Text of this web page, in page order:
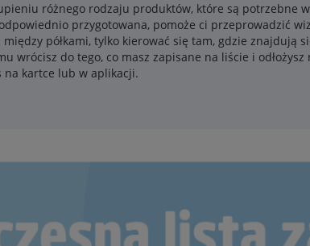
różnego rodzaju produktów, które są potrzebne
przygotowana, pomoże ci przeprowadzić
półkami, tylko kierować się tam, gdzie znajdują
wrócisz do tego, co masz zapisane na liście i
na kartce lub w aplikacji.